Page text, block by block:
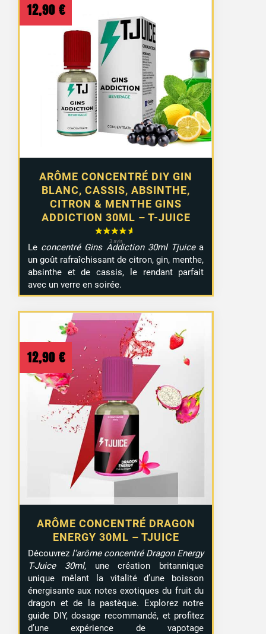
36 avis
ARÔME CONCENTRÉ DIY GIN
BLANC, CASSIS, ABSINTHE,
CITRON & MENTHE GINS
ADDICTION 30ML – T-JUICE
12,90 €
Le concentré Gins Addiction 30ml Tjuicea
un goût rafraîchissant de citron, gin, menthe,
absinthe et de cassis, le rendant parfait
avec un verre en soirée.
ARÔME CONCENTRÉ DRAGON
ENERGY 30ML – TJUICE
12,90 €
Découvrez l’arôme concentré Dragon Energy
T-Juice 30ml, une création britannique
unique mêlant la vitalité d’une boisson
énergisante aux notes exotiques du fruit du
dragon et de la pastèque. Explorez notre
guide DIY, dosage recommandé, et profitez
d’une expérience de vapotage